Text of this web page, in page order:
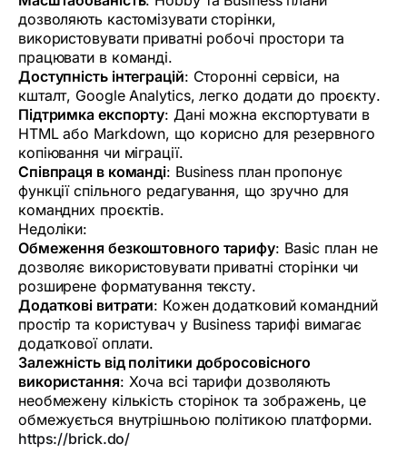
дозволяють кастомізувати сторінки,
використовувати приватні робочі простори та
працювати в команді.
Доступність інтеграцій: Сторонні сервіси, на
кшталт, Google Analytics, легко додати до проєкту.
Підтримка експорту: Дані можна експортувати в
HTML або Markdown, що корисно для резервного
копіювання чи міграції.
Співпраця в команді: Business план пропонує
функції спільного редагування, що зручно для
командних проєктів.
Недоліки:
Обмеження безкоштовного тарифу: Basic план не
дозволяє використовувати приватні сторінки чи
розширене форматування тексту.
Додаткові витрати: Кожен додатковий командний
простір та користувач у Business тарифі вимагає
додаткової оплати.
Залежність від політики добросовісного
використання: Хоча всі тарифи дозволяють
необмежену кількість сторінок та зображень, це
обмежується внутрішньою політикою платформи.
https://brick.do/